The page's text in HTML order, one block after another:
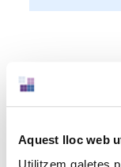
Aquest lloc web